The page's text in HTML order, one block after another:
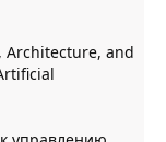
Architecture, and